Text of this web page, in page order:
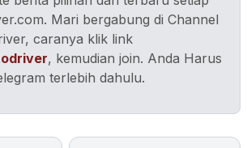
Mari bergabung di Channel
caranya klik link
, kemudian join. Anda Harus
terlebih dahulu.